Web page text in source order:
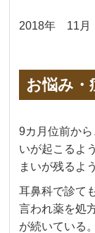
2018年 11月
お悩み・
9カ月位前か
いが起こるよ
まいが残るよ
耳鼻科で診て
言われ薬を処
が続いている